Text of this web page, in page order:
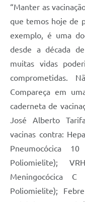
“Manter as
que temos hoje de
exemplo, é uma
desde a década
muitas vidas
comprometidas.
Compareça em
caderneta de
José Alberto
vacinas contra:
Pneumocócica
Poliomielite);
Meningocócica
Poliomielite);